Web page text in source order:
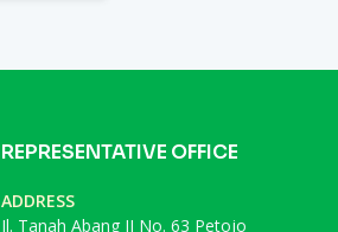
REPRESENTATIVE OFFICE
ADDRESS
Jl. Tanah Abang II No. 63 Petojo